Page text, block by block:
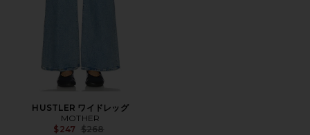
HUSTLER ワイドレッグ
MOTHER
$247 Previous price:
$268